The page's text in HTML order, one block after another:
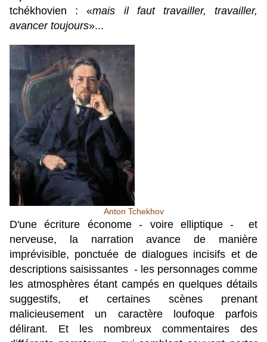
tchékhovien :
«mais il faut travailler, travailler,
avancer toujours»...
Anton Tchekhov
D'une écriture économe - voire elliptique - et
nerveuse, la narration avance de manière
imprévisible, ponctuée de dialogues incisifs et de
descriptions saisissantes - les personnages comme
les atmosphères étant campés en quelques détails
suggestifs, et certaines scènes prenant
malicieusement un caractère loufoque parfois
délirant. Et les nombreux commentaires des